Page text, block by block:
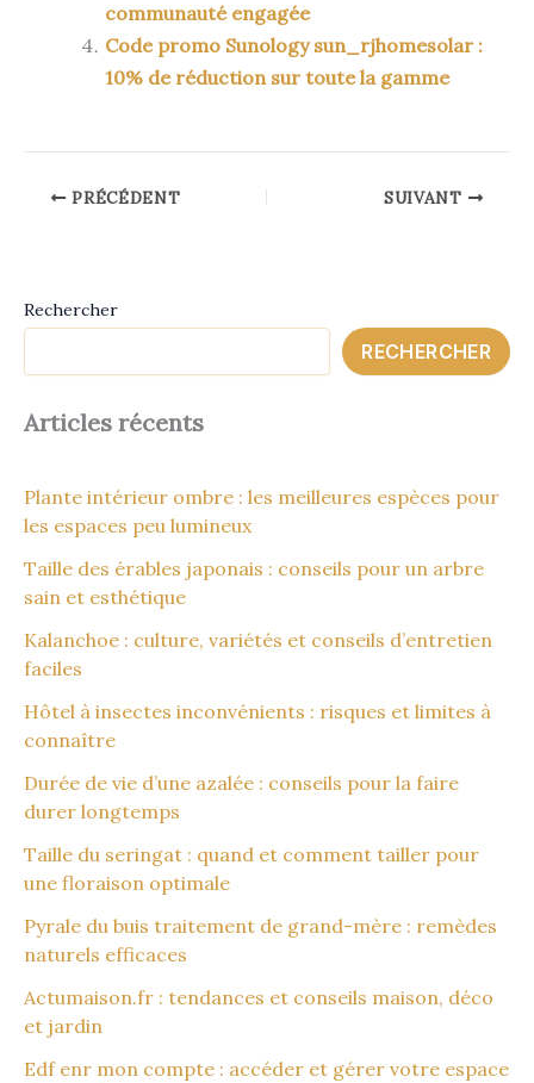
communauté engagée
Code promo Sunology sun_rjhomesolar :
10% de réduction sur toute la gamme
PRÉCÉDENT SUIVANT
Rechercher
RECHERCHER
Articles récents
Plante intérieur ombre : les meilleures espèces pour
les espaces peu lumineux
Taille des érables japonais : conseils pour un arbre
sain et esthétique
Kalanchoe : culture, variétés et conseils d’entretien
faciles
Hôtel à insectes inconvénients : risques et limites à
connaître
Durée de vie d’une azalée : conseils pour la faire
durer longtemps
Taille du seringat : quand et comment tailler pour
une floraison optimale
Pyrale du buis traitement de grand-mère : remèdes
naturels efficaces
Actumaison.fr : tendances et conseils maison, déco
et jardin
Edf enr mon compte : accéder et gérer votre espace